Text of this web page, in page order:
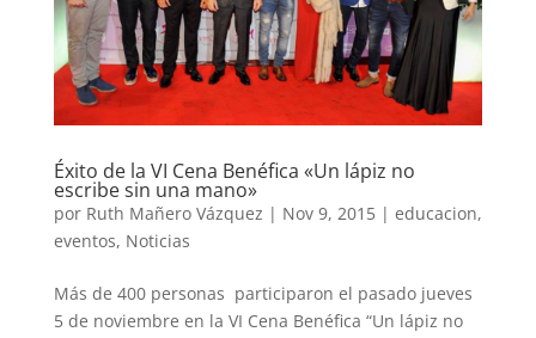
Éxito de la VI Cena Benéfica «Un lápiz no
escribe sin una mano»
por Ruth Mañero Vázquez | Nov 9, 2015| educacion,
eventos, Noticias
Más de 400 personas participaron el pasado jueves
5 de noviembre en la VI Cena Benéfica “Un lápiz no